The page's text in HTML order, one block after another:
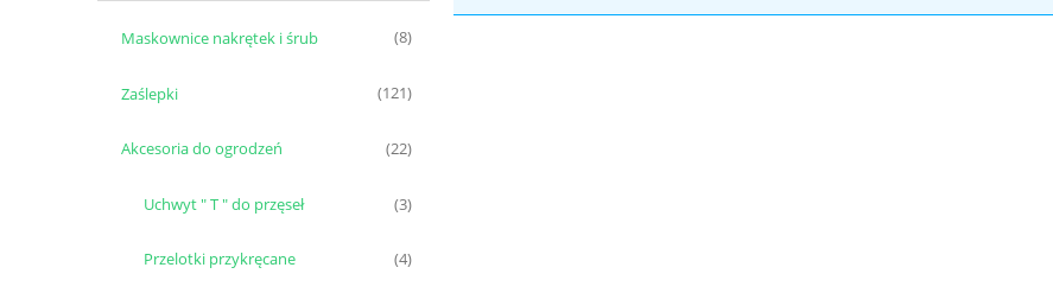
Maskownice nakrętek i śrub (8)
Zaślepki (121)
Akcesoria do ogrodzeń (22)
Uchwyt " T " do przęseł (3)
Przelotki przykręcane (4)